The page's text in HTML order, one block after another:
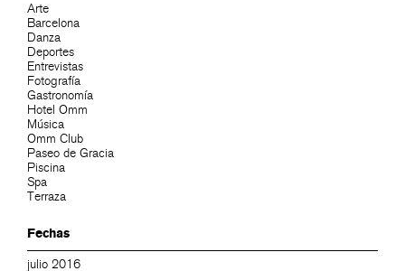
Arte
Barcelona
Danza
Deportes
Entrevistas
Fotografía
Gastronomía
Hotel Omm
Música
Omm Club
Paseo de Gracia
Piscina
Spa
Terraza
Fechas
julio 2016